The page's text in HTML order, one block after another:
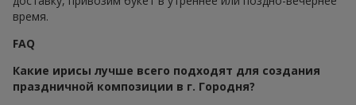
время.
FAQ
Какие ирисы лучше всего подходят для создания
праздничной композиции в г. Городня?